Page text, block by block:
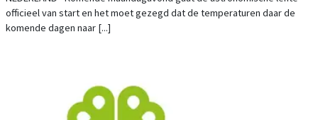
officieel van start en het moet gezegd dat de temperaturen daar de
komende dagen naar [...]